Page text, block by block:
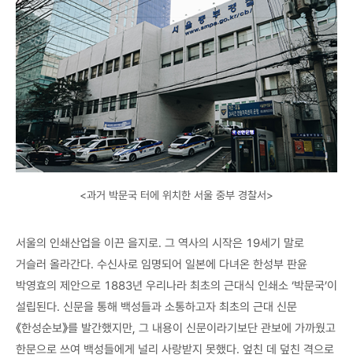
<과거 박문국 터에 위치한 서울 중부 경찰서>
서울의 인쇄산업을 이끈 을지로. 그 역사의 시작은 19세기 말로
거슬러 올라간다. 수신사로 임명되어 일본에 다녀온 한성부 판윤
박영효의 제안으로 1883년 우리나라 최초의 근대식 인쇄소 ‘박문국’이
설립된다. 신문을 통해 백성들과 소통하고자 최초의 근대 신문
《한성순보》를 발간했지만, 그 내용이 신문이라기보단 관보에 가까웠고
한문으로 쓰여 백성들에게 널리 사랑받지 못했다. 엎친 데 덮친 격으로